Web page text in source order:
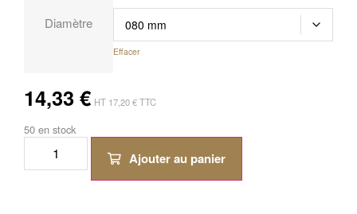
Diamètre
Effacer
14,33€ HT 17,20€TTC
50 en stock
Ajouter au panier